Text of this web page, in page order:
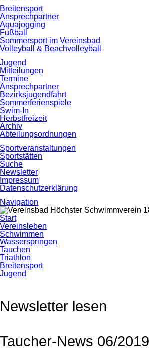
Breitensport
Ansprechpartner
Aquajogging
Fußball
Sommersport im Vereinsbad
Volleyball & Beachvolleyball
Jugend
Mitteilungen
Termine
Ansprechpartner
Bezirksjugendfahrt
Sommerferienspiele
Swim-In
Herbstfreizeit
Archiv
Abteilungsordnungen
Sportveranstaltungen
Sportstätten
Suche
Newsletter
Impressum
Datenschutzerklärung
Navigation
Navigation
überspringen
Start
Vereinsleben
Schwimmen
Wasserspringen
Tauchen
Triathlon
Breitensport
Jugend
Newsletter lesen
Taucher-News 06/2019